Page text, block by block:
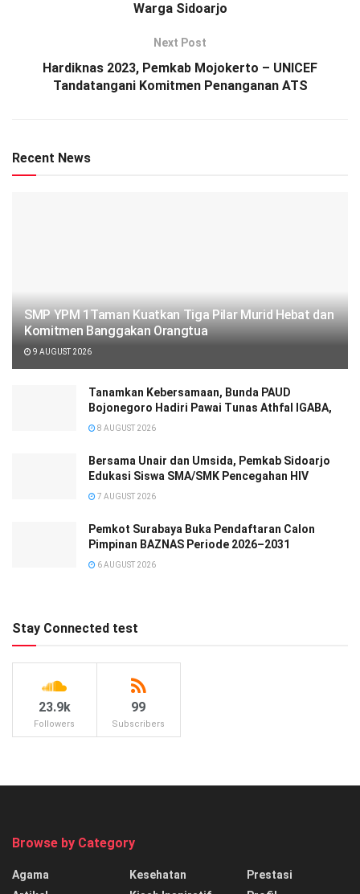
Warga Sidoarjo
Next Post
Hardiknas 2023, Pemkab Mojokerto – UNICEF
Tandatangani Komitmen Penanganan ATS
Recent News
SMP YPM 1Taman Kuatkan Tiga Pilar Murid Hebat dan
Komitmen Banggakan Orangtua
9 AUGUST 2026
Tanamkan Kebersamaan, Bunda PAUD
Bojonegoro Hadiri Pawai Tunas Athfal IGABA,
8 AUGUST 2026
Bersama Unair dan Umsida, Pemkab Sidoarjo
Edukasi Siswa SMA/SMK Pencegahan HIV
7 AUGUST 2026
Pemkot Surabaya Buka Pendaftaran Calon
Pimpinan BAZNAS Periode 2026–2031
6 AUGUST 2026
Stay Connected test
23.9k
Followers
99
Subscribers
Browse by Category
Agama
Kesehatan
Prestasi